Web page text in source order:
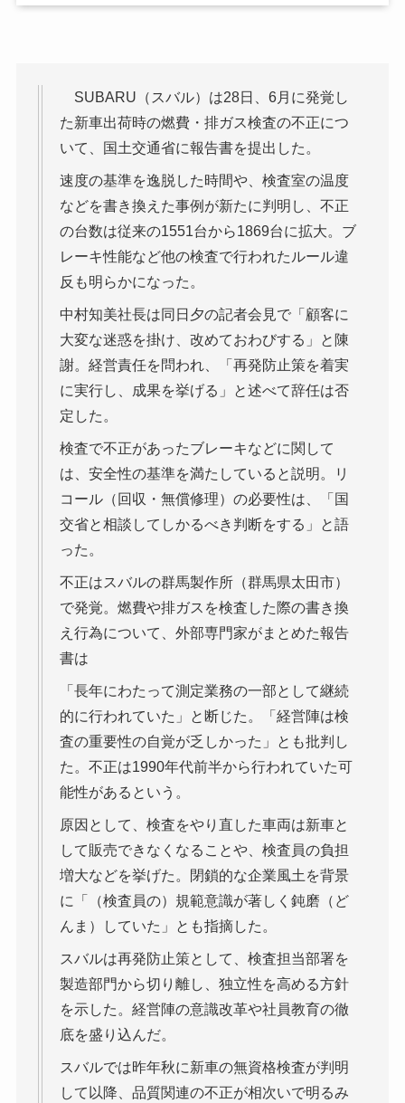
SUBARU（スバル）は28日、6月に発覚し
た新車出荷時の燃費・排ガス検査の不正につ
いて、国土交通省に報告書を提出した。
速度の基準を逸脱した時間や、検査室の温度
などを書き換えた事例が新たに判明し、不正
の台数は従来の1551台から1869台に拡大。ブ
レーキ性能など他の検査で行われたルール違
反も明らかになった。
中村知美社長は同日夕の記者会見で「顧客に
大変な迷惑を掛け、改めておわびする」と陳
謝。経営責任を問われ、「再発防止策を着実
に実行し、成果を挙げる」と述べて辞任は否
定した。
検査で不正があったブレーキなどに関して
は、安全性の基準を満たしていると説明。リ
コール（回収・無償修理）の必要性は、「国
交省と相談してしかるべき判断をする」と語
った。
不正はスバルの群馬製作所（群馬県太田市）
で発覚。燃費や排ガスを検査した際の書き換
え行為について、外部専門家がまとめた報告
書は
「長年にわたって測定業務の一部として継続
的に行われていた」と断じた。「経営陣は検
査の重要性の自覚が乏しかった」とも批判し
た。不正は1990年代前半から行われていた可
能性があるという。
原因として、検査をやり直した車両は新車と
して販売できなくなることや、検査員の負担
増大などを挙げた。閉鎖的な企業風土を背景
に「（検査員の）規範意識が著しく鈍磨（ど
んま）していた」とも指摘した。
スバルは再発防止策として、検査担当部署を
製造部門から切り離し、独立性を高める方針
を示した。経営陣の意識改革や社員教育の徹
底を盛り込んだ。
スバルでは昨年秋に新車の無資格検査が判明
して以降、品質関連の不正が相次いで明るみ